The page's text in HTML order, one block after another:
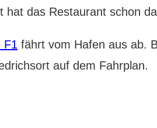
hat das Restaurant schon
F1 fährt vom Hafen aus ab.
auf dem Fahrplan.